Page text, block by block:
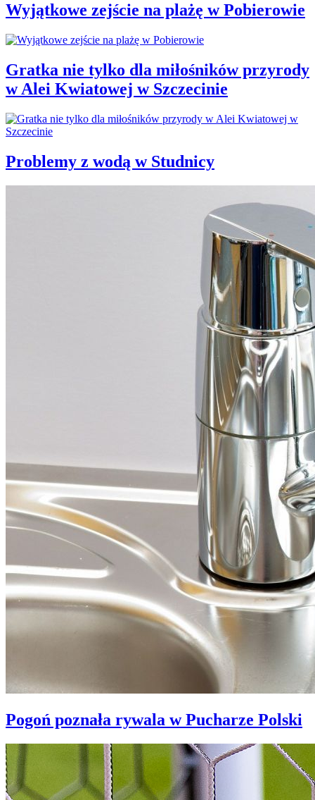
Wyjątkowe zejście na plażę w Pobierowie
Gratka nie tylko dla miłośników przyrody
w Alei Kwiatowej w Szczecinie
Problemy z wodą w Studnicy
Pogoń poznała rywala w Pucharze Polski